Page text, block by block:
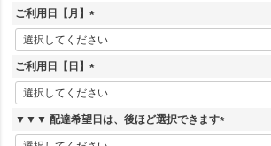
ご利用日【月】
(
必
須
)
ご利用日【日】
(
必
須
)
▼▼▼ 配達希望日は、後ほど選択できます
(